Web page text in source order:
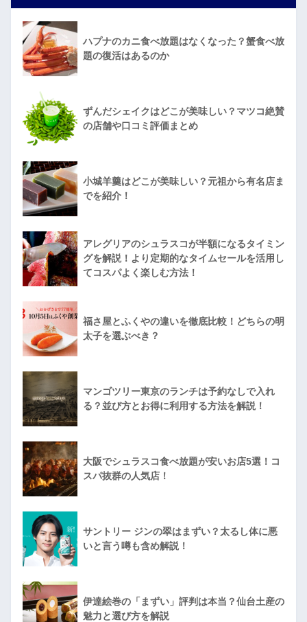
ハプナのカニ食べ放題はなくなった？蟹食べ放
題の復活はあるのか
ずんだシェイクはどこが美味しい？マツコ絶賛
の店舗や口コミ評価まとめ
小城羊羹はどこが美味しい？元祖から有名店ま
でを紹介！
アレグリアのシュラスコが半額になるタイミン
グを解説！より定期的なタイムセールを活用し
てコスパよく楽しむ方法！
福さ屋とふくやの違いを徹底比較！どちらの明
太子を選ぶべき？
マンゴツリー東京のランチは予約なしで入れ
る？並び方とお得に利用する方法を解説！
大阪でシュラスコ食べ放題が安いお店5選！コ
スパ抜群の人気店！
サントリー ジンの翠はまずい？太るし体に悪
いと言う噂も含め解説！
伊達絵巻の「まずい」評判は本当？仙台土産の
魅力と選び方を解説